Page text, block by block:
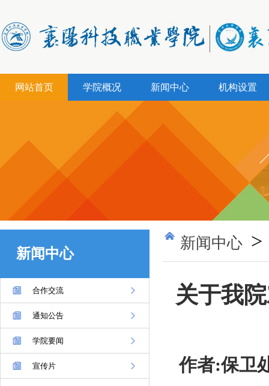
网站首页 学院概况 新闻中心 机构设置
新闻中心
合作交流
通知公告
学院要闻
宣传片
新闻中心 >
关于我
作者:保